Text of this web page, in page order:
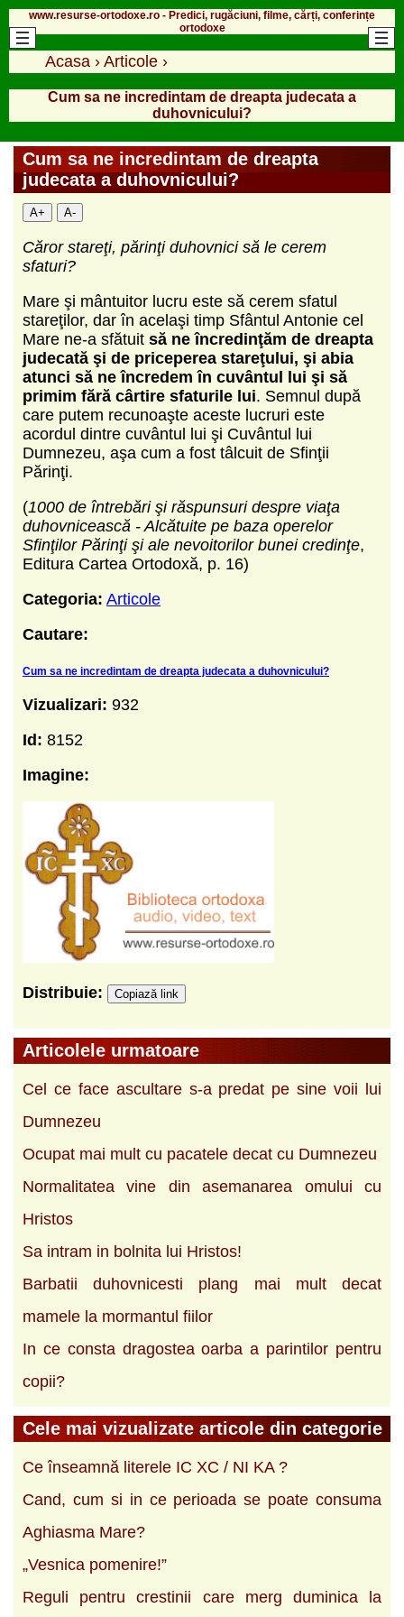
www.resurse-ortodoxe.ro - Predici, rugăciuni, filme, cărți, conferințe
ortodoxe
Acasa › Articole ›
Cum sa ne incredintam de dreapta judecata a
duhovnicului?
Cum sa ne incredintam de dreapta
judecata a duhovnicului?
A+ A-
Căror stareţi, părinţi duhovnici să le cerem
sfaturi?
Mare şi mântuitor lucru este să cerem sfatul
stareţilor, dar în acelaşi timp Sfântul Antonie cel
Mare ne-a sfătuit să ne încredinţăm de dreapta
judecată şi de priceperea stareţului, şi abia
atunci să ne încredem în cuvântul lui şi să
primim fără cârtire sfaturile lui. Semnul după
care putem recunoaşte aceste lucruri este
acordul dintre cuvântul lui şi Cuvântul lui
Dumnezeu, aşa cum a fost tâlcuit de Sfinţii
Părinţi.
(1000 de întrebări şi răspunsuri despre viaţa
duhovnicească - Alcătuite pe baza operelor
Sfinţilor Părinţi şi ale nevoitorilor bunei credinţe,
Editura Cartea Ortodoxă, p. 16)
Categoria: Articole
Cautare:
Cum sa ne incredintam de dreapta judecata a duhovnicului?
Vizualizari: 932
Id: 8152
Imagine:
Distribuie: Copiază link
Articolele urmatoare
Cel ce face ascultare s-a predat pe sine voii lui
Dumnezeu
Ocupat mai mult cu pacatele decat cu Dumnezeu
Normalitatea vine din asemanarea omului cu
Hristos
Sa intram in bolnita lui Hristos!
Barbatii duhovnicesti plang mai mult decat
mamele la mormantul fiilor
In ce consta dragostea oarba a parintilor pentru
copii?
Cele mai vizualizate articole din categorie
Ce înseamnă literele IC XC / NI KA ?
Cand, cum si in ce perioada se poate consuma
Aghiasma Mare?
„Vesnica pomenire!”
Reguli pentru crestinii care merg duminica la